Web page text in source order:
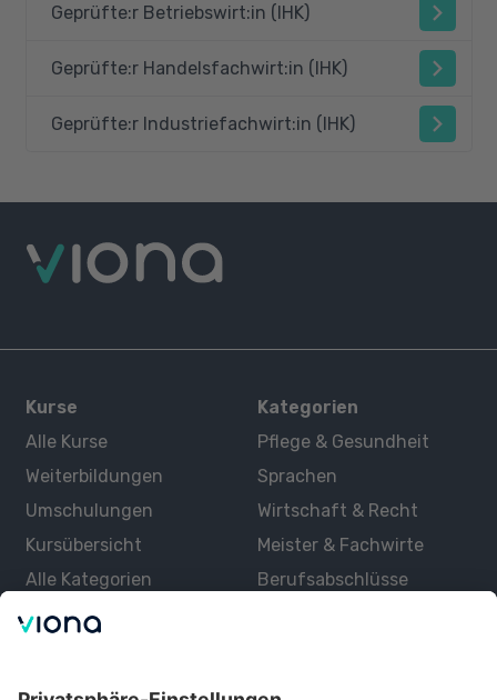
Geprüfte:r Betriebswirt:in (IHK)
Geprüfte:r Handelsfachwirt:in (IHK)
Geprüfte:r Industriefachwirt:in (IHK)
Kurse
Alle Kurse
Weiterbildungen
Umschulungen
Kursübersicht
Alle Kategorien
Kategorien
Pflege & Gesundheit
Sprachen
Wirtschaft & Recht
Meister & Fachwirte
Berufsabschlüsse
Über uns